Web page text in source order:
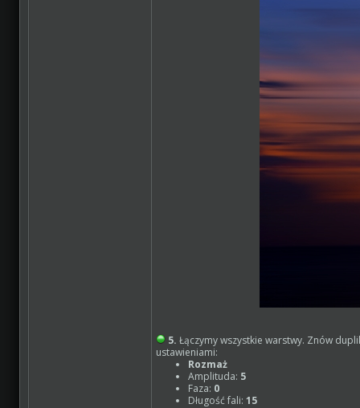
5. Łączymy wszystkie warstwy. Znów
ustawieniami:
Rozmaż
Amplituda: 5
Faza: 0
Długość fali:15